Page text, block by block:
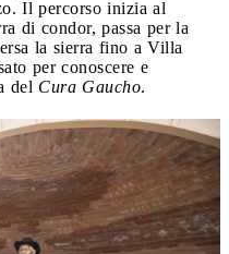
Il percorso inizia al
di condor, passa per la
la sierra fino a Villa
per conoscere e
del Cura Gaucho.